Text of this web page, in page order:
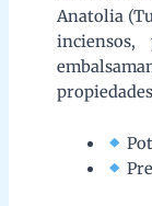
El benjuí se
de Java,
perfumería